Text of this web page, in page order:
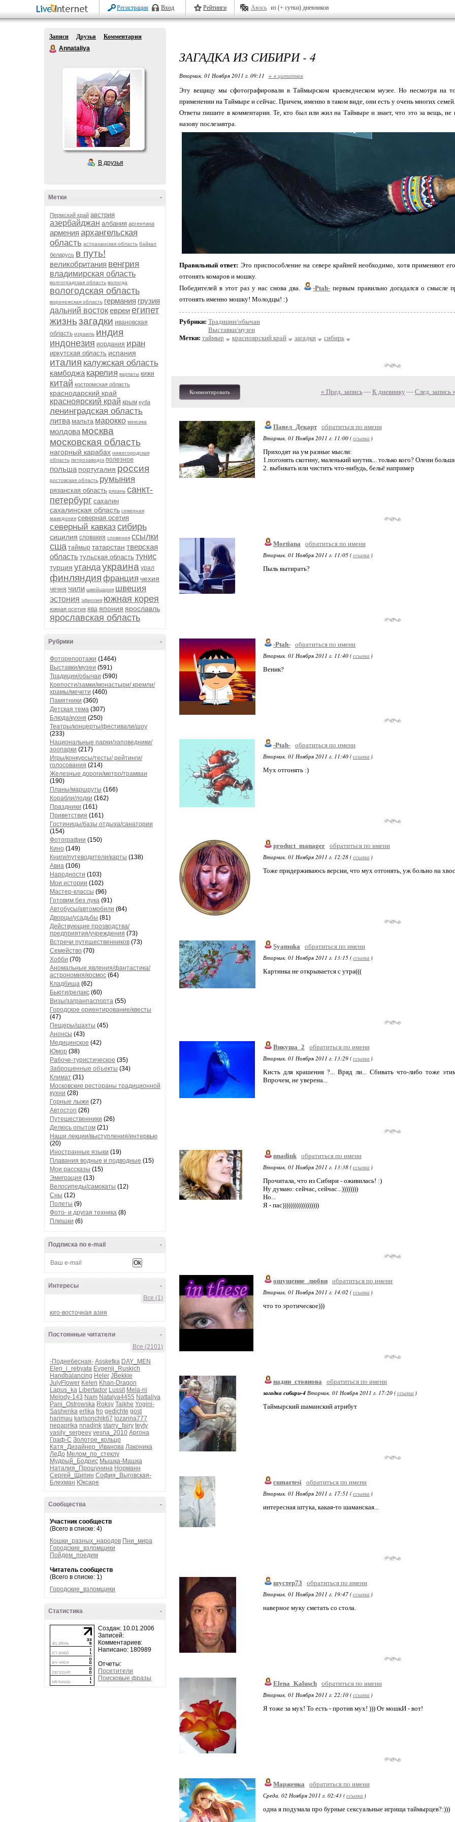
Регистрация Вход Рейтинги Авось из (+ сутки) дневников
Записи Друзья
Комментарии
Annataliya
В друзья
-
Метки
Пермский край австрия
азербайджан албания аргентина
армения архангельская
область астраханская область байкал
беларусь в путь!
великобритания венгрия
владимирская область
волгоградская область вологда
вологодская область
воронежская область германия грузия
дальний востокевреиегипет
жизньзагадки ивановская
область израиль индия
индонезия иордания иран
иркутская область испания
италия калужская область
камбоджа карелия карпаты кижи
китай костромская область
краснодарский край
красноярский край крым куба
ленинградская область
литва мальта марокко мексика
молдова москва
московская область
нагорный карабах нижегородская
область петрозаводск полезное
польша португалия россия
ростовская область румыния
рязанская область рязань санкт-
петербург сахалин
сахалинская область северная
македония северная осетия
северный кавказ сибирь
сицилия словакия словения ссылки
сша таймыр татарстан тверская
область тульская область тунис
турция угандаукраина урал
финляндия франция чехия
чечня чили швейцария швеция
эстония эфиопия южная корея
южная осетия ява япония ярославль
ярославская область
-
Рубрики
Фоторепортажи (1464)
Выставки/музеи (591)
Традиции/обычаи (590)
Крепости/замки/монастыри/ кремли/
храмы/мечети (460)
Памятники (360)
Детская тема (307)
Блюда/кухня (250)
Театры/концерты/фестивали/шоу
(233)
Национальные парки/заповедники/
зоопарки (217)
Игры/конкурсы/тесты/ рейтинги/
голосования (214)
Железные дороги/метро/трамваи
(190)
Планы/маршруты (166)
Корабли/лодки (162)
Праздники (161)
Приветствия (161)
Гостиницы/базы отдыха/санатории
(154)
Фотографии (150)
Кино (149)
Книги/путеводители/карты (138)
Авиа (106)
Народности (103)
Мои истории (102)
Мастер-классы (96)
Готовим без лука (91)
Автобусы/автомобили (84)
Дворцы/усадьбы (81)
Действующие прозводства/
предприятия/учреждения (73)
Встречи путешественников (73)
Семейство (70)
Хобби (70)
Аномальные явления/фантастика/
астрономия/космос (64)
Кладбища (62)
Бьюти/релакс (60)
Визы/загранпаспорта (55)
Городское ориентирование/квесты
(47)
Пещеры/шахты (45)
Анонсы (43)
Медицинское (42)
Юмор (38)
Рабоче-туристическое (35)
Заброшенные объекты (34)
Климат (31)
Московские рестораны традиционной
кухни (28)
Горные лыжи (27)
Автостоп (26)
Путешественники (26)
Делюсь опытом (21)
Наши лекции/выступления/интервью
(20)
Иностранные языки (19)
Плавания водные и подводные (15)
Мои рассказы (15)
Эмиграция (13)
Велосипеды/самокаты (12)
Сны (12)
Полеты (9)
Фото- и другая техника (8)
Плюшки (6)
-
Подписка по e-mail
-
Интересы
Все (1)
юго-восточная азия
-
Постоянные читатели
Все (2101)
-Поднебесная- Assketka DAY_MEN
Elen_i_rebyata Evgenij_Ruskich
Handbalancing Heler JBekkie
JulyFlower Kelen Khan-Dragon
Lapus_ka Libertador Lussit Mela-ni
Melody-143 Nam Natalya4455 Nattaliya
Pani_Ostrowska Roksy Taikhe Yogini-
Sashenka erlika fro gedichte gost
harimau karlsonchik67 lozanna777
nepaprika nnadink starry_fairy teyty
vasily_sergeev vesna_2010 Аргона
Граф-С Золотое_кольцо
Катя_Дизайнер_Иванова Лаконика
ЛеДо Мелом_по_стеклу
Мудрый_Бодрис Мышка-Машка
Наталия_Прошунина Норманн
Сергей_Щипин София_Выговская-
Блехман Юксаре
-
Сообщества
Участник сообществ
(Всего в списке: 4)
Кошки_разных_народов Пни_мира
Городские_взломщики
Пойдем_поедим
Читатель сообществ
(Всего в списке: 1)
Городские_взломщики
-
Статистика
Создан: 10.01.2006
Записей:
Комментариев:
Написано: 180989
Отчеты:
Посетители
Поисковые фразы
ЗАГАДКА ИЗ СИБИРИ - 4
Вторник, 01 Ноября 2011 г. 09:11 + в цитатник
Эту вещицу мы сфотографировали в Таймырском краеведческом музее. Но несмотря на
применении на Таймыре и сейчас. Причем, именно в таком виде, они есть у очень многих
Ответы пишите в комментарии. Те, кто был или жил на Таймыре и знает, что это за вещь, не
назову послезавтра.
Правильный ответ: Это приспособление на севере крайней необходимо, хотя применяют
отгонять комаров и мошку.
Победителей в этот раз у нас снова два.
-Ptah- первым правильно догадался о смысле
отгонять именно мошку! Молодцы! :)
Рубрики: Традиции/обычаи
Выставки/музеи
Метки: таймыр красноярский край загадки сибирь
Комментировать « Пред. запись— К дневнику — След. запись »
Павел_Декарт обратиться по имени
Вторник, 01 Ноября 2011 г. 11:00 (ссылка )
Приходят на ум разные мысли:
1.погонять скотину, маленький кнутик... только кого? Олени
2. выбивать или чистить что-нибудь, бельё например
Mortiana
обратиться по имени
Вторник, 01 Ноября 2011 г. 11:05 (ссылка )
Пыль вытирать?
-Ptah- обратиться по имени
Вторник, 01 Ноября 2011 г. 11:40 (ссылка )
Веник?
-Ptah- обратиться по имени
Вторник, 01 Ноября 2011 г. 11:40 (ссылка )
Мух отгонять :)
product_manager обратиться по имени
Вторник, 01 Ноября 2011 г. 12:28 (ссылка )
Тоже придерживаюсь версии, что мух отгонять, уж больно на
Syamuka
обратиться по имени
Вторник, 01 Ноября 2011 г. 13:15 (ссылка )
Картинка не открывается с утра(((
Викуша_2
обратиться по имени
Вторник, 01 Ноября 2011 г. 13:29 (ссылка )
Кисть для крашения ?... Вряд ли... Сбивать что-либо тоже
Впрочем, не уверена...
nnadink обратиться по имени
Вторник, 01 Ноября 2011 г. 13:38 (ссылка )
Прочитала, что из Сибири - оживилась! :)
Ну думаю: сейчас, сейчас...))))))))
Но...
Я - пас))))))))))))))))))
ощущение_любви обратиться по имени
Вторник, 01 Ноября 2011 г. 14:02 (ссылка )
что то эротическое)))
надин_стоянова обратиться по имени
загадка сибири-4 Вторник, 01 Ноября 2011 г. 17:20 (ссылка )
Таймырский шаманский атрибут
cumartesi обратиться по имени
Вторник, 01 Ноября 2011 г. 17:51 (ссылка )
интересная штука, какая-то шаманская...
шустер73
обратиться по имени
Вторник, 01 Ноября 2011 г. 19:47 (ссылка )
наверное муку сметать со стола.
Elena_Kalusch обратиться по имени
Вторник, 01 Ноября 2011 г. 22:10 (ссылка )
Я тоже за мух! То есть - против мух! ))) От мошкИ - вот!
Марженка
обратиться по имени
Среда, 02 Ноября 2011 г. 02:43 (ссылка )
одна я подумала про бурные сексуальные игрища таймырцев?:)))